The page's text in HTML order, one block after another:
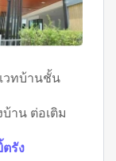
วทบ้านชั้น
าน ต่อเติม
หมาบิ้ตรัง